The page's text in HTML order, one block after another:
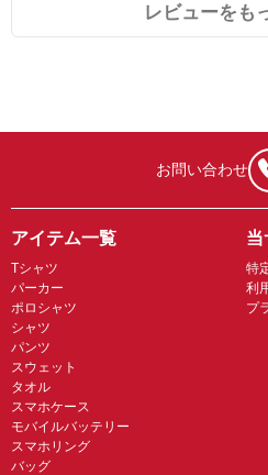
レビューをも
お問い合わせ
アイテム一覧
Tシャツ
パーカー
ポロシャツ
シャツ
パンツ
スウェット
タオル
スマホケース
モバイルバッテリー
スマホリング
バッグ
当
特
利
プ